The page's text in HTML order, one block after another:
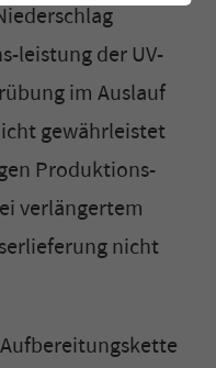
leistung der UV-
im Auslauf
gewährleistet
Produktions-
verlängertem
nicht